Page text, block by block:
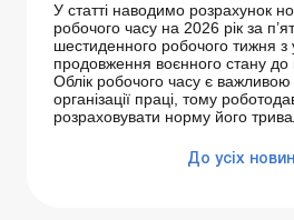
У статті наводимо розрахунок
робочого часу на 2026 рік за
шестиденного робочого тижня з
продовження воєнного стану до
Облік робочого часу є
організації праці, тому
розраховувати норму його
До усіх новин